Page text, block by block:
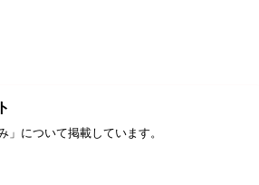
について掲載しています。